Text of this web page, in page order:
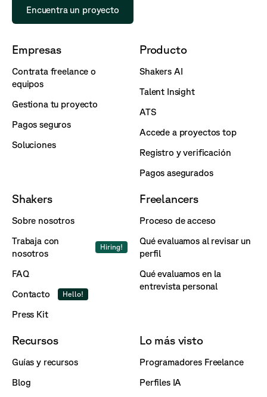
Encuentra un proyecto
Empresas
Contrata freelance o
equipos
Gestiona tu proyecto
Pagos seguros
Soluciones
Producto
Shakers AI
Talent Insight
ATS
Accede a proyectos top
Registro y verificación
Pagos asegurados
Shakers
Sobre nosotros
Trabaja con
nosotros
Hiring!
FAQ
Contacto
Hello!
Press Kit
Freelancers
Proceso de acceso
Qué evaluamos al revisar un
perfil
Qué evaluamos en la
entrevista personal
Recursos
Guías y recursos
Blog
Lo más visto
Programadores Freelance
Perfiles IA